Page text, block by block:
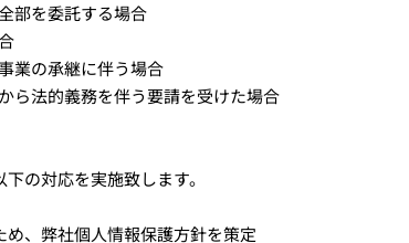
部を委託する場合
業の承継に伴う場合
ら法的義務を伴う要請を受けた場合
の対応を実施致します。
め、弊社個人情報保護方針を策定